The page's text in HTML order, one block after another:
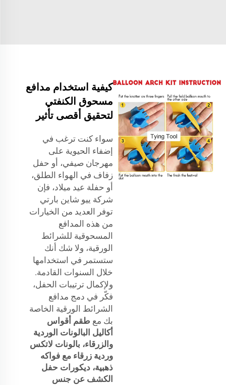
كيفية استخدام مدافع
مسحوق الكنفتي
لتحقيق أقصى تأثير
سواء كنت ترغب في
إضفاء الحيوية على
مهرجان صيفي، أو حفل
زفاف في الهواء الطلق،
أو حفلة عيد ميلاد، فإن
شركة ييو شاين بارتي
توفر العديد من الخيارات
من هذه المدافع
المسحوقية للشرائط
الورقية، ولا شك أنك
ستستمر في استخدامها
خلال السنوات القادمة.
ولإكمال ترتيبات الحفل،
فكّر في دمج مدافع
الشرائط الورقية الخاصة
بك مع طقم أقواس
أكاليل البالونات الوردية
والزرقاء، بالونات لاتكس
وردية زرقاء مع فواكه
ذهبية، ديكورات حفل
الكشف عن جنس